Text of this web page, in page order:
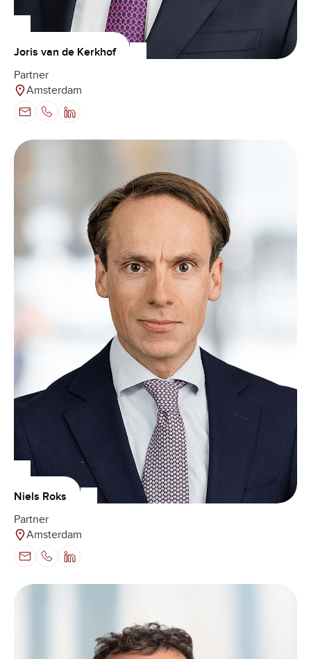
Joris van de Kerkhof
Partner
Amsterdam
Niels Roks
Partner
Amsterdam